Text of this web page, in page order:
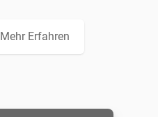
Mehr Erfahren